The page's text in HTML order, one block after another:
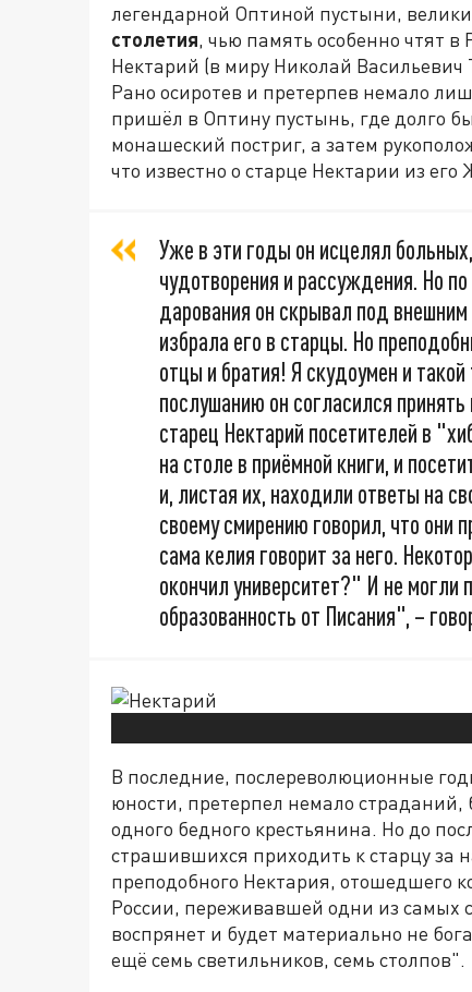
легендарной Оптиной пустыни,
столетия, чью память особенно чтят
Нектарий (в миру Николай Васильевич
Рано осиротев и претерпев немало
пришёл в Оптину пустынь, где долго
монашеский постриг, а затем
что известно о старце Нектарии из его
Уже в эти годы он исцелял
чудотворения и рассуждения. Но
дарования он скрывал под
избрала его в старцы. Но
отцы и братия! Я скудоумен и
послушанию он согласился
старец Нектарий посетителей в
на столе в приёмной книги, и
и, листая их, находили ответы на
своему смирению говорил, что они
сама келия говорит за него.
окончил университет?" И не могли
образованность от Писания", –
В последние, послереволюционные
юности, претерпел немало страданий,
одного бедного крестьянина. Но до
страшившихся приходить к старцу за
преподобного Нектария, отошедшего
России, переживавшей одни из самых
воспрянет и будет материально не
ещё семь светильников, семь столпов".